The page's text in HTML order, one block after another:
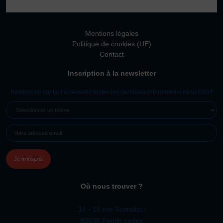
Vivicittà
Réaffiliation
Prise de licence
JE SOUHAITE TROUVER UN COMITÉ
JE SOUHAITE ADHÉRER
Affiliation
Honorabilité
Certificat Médical
Mentions légales
Politique de cookies (UE)
Contact
Inscription à la newsletter
Restons en contact et recevez toutes les dernières informations de la FSGT
UN
(NÉCESSAIRE)
MAIL
Où nous trouver ?
14 - 16 rue Scandicci
93508 Pantin cedex